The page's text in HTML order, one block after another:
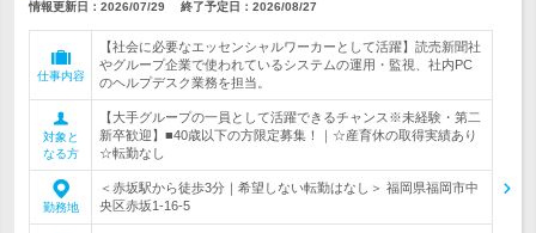
情報更新日：2026/07/29 終了予定日： 2026/08/27
仕事内容
【社会に必要なエッセンシャルワーカーとして活躍】読売新聞社
やグループ企業で使われているシステムの運用・監視、社内PC
のヘルプデスク業務を担当。
対象と
なる方
【大手グループの一員として活躍できるチャンス※未経験・第二
新卒歓迎】■40歳以下の方限定募集！｜☆産育休の取得実績あり
☆転勤なし
勤務地
＜赤坂駅から徒歩3分｜希望しない転勤はなし＞ 福岡県福岡市中
央区赤坂1-16-5